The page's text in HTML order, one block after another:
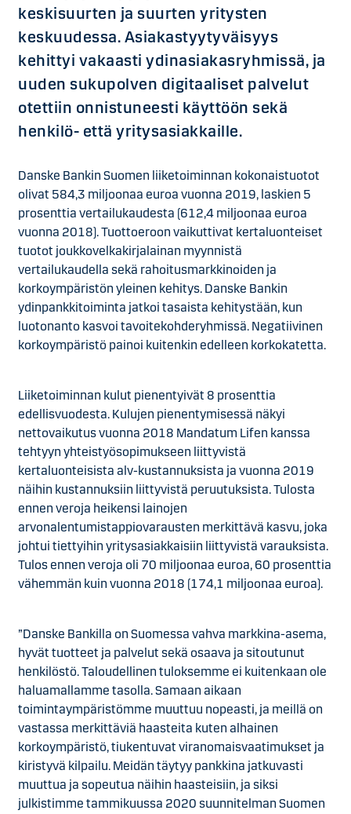
keskisuurten ja suurten yritysten
keskuudessa. Asiakastyytyväisyys
kehittyi vakaasti ydinasiakasryhmissä, ja
uuden sukupolven digitaaliset palvelut
otettiin onnistuneesti käyttöön sekä
henkilö- että yritysasiakkaille.
Danske Bankin Suomen liiketoiminnan kokonaistuotot
olivat 584,3 miljoonaa euroa vuonna 2019, laskien 5
prosenttia vertailukaudesta (612,4 miljoonaa euroa
vuonna 2018). Tuottoeroon vaikuttivat kertaluonteiset
tuotot joukkovelkakirjalainan myynnistä
vertailukaudella sekä rahoitusmarkkinoiden ja
korkoympäristön yleinen kehitys. Danske Bankin
ydinpankkitoiminta jatkoi tasaista kehitystään, kun
luotonanto kasvoi tavoitekohderyhmissä. Negatiivinen
korkoympäristö painoi kuitenkin edelleen korkokatetta.
Liiketoiminnan kulut pienentyivät 8 prosenttia
edellisvuodesta. Kulujen pienentymisessä näkyi
nettovaikutus vuonna 2018 Mandatum Lifen kanssa
tehtyyn yhteistyösopimukseen liittyvistä
kertaluonteisista alv-kustannuksista ja vuonna 2019
näihin kustannuksiin liittyvistä peruutuksista. Tulosta
ennen veroja heikensi lainojen
arvonalentumistappiovarausten merkittävä kasvu, joka
johtui tiettyihin yritysasiakkaisiin liittyvistä varauksista.
Tulos ennen veroja oli 70 miljoonaa euroa, 60 prosenttia
vähemmän kuin vuonna 2018 (174,1 miljoonaa euroa).
”Danske Bankilla on Suomessa vahva markkina-asema,
hyvät tuotteet ja palvelut sekä osaava ja sitoutunut
henkilöstö. Taloudellinen tuloksemme ei kuitenkaan ole
haluamallamme tasolla. Samaan aikaan
toimintaympäristömme muuttuu nopeasti, ja meillä on
vastassa merkittäviä haasteita kuten alhainen
korkoympäristö, tiukentuvat viranomaisvaatimukset ja
kiristyvä kilpailu. Meidän täytyy pankkina jatkuvasti
muuttua ja sopeutua näihin haasteisiin, ja siksi
julkistimme tammikuussa 2020 suunnitelman Suomen